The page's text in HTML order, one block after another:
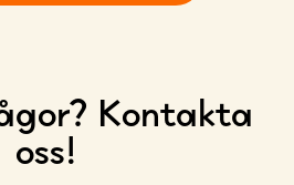
Kontakta
oss!